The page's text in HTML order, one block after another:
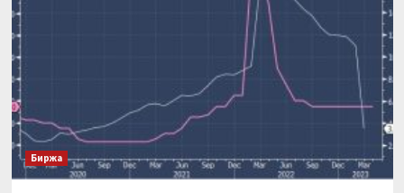
Биржа